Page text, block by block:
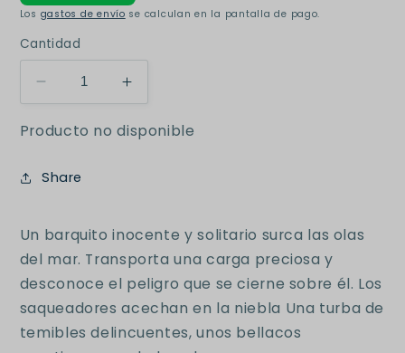
Los gastos de envío se calculan en la pantalla de pago.
Cantidad
Reducir
cantidad
para
contra
Aumentar
cantidad
para
Producto no disponible
Share
Un barquito inocente y solitario surca las olas
del mar. Transporta una carga preciosa y
desconoce el peligro que se cierne sobre él. Los
saqueadores acechan en la niebla Una turba de
temibles delincuentes, unos bellacos